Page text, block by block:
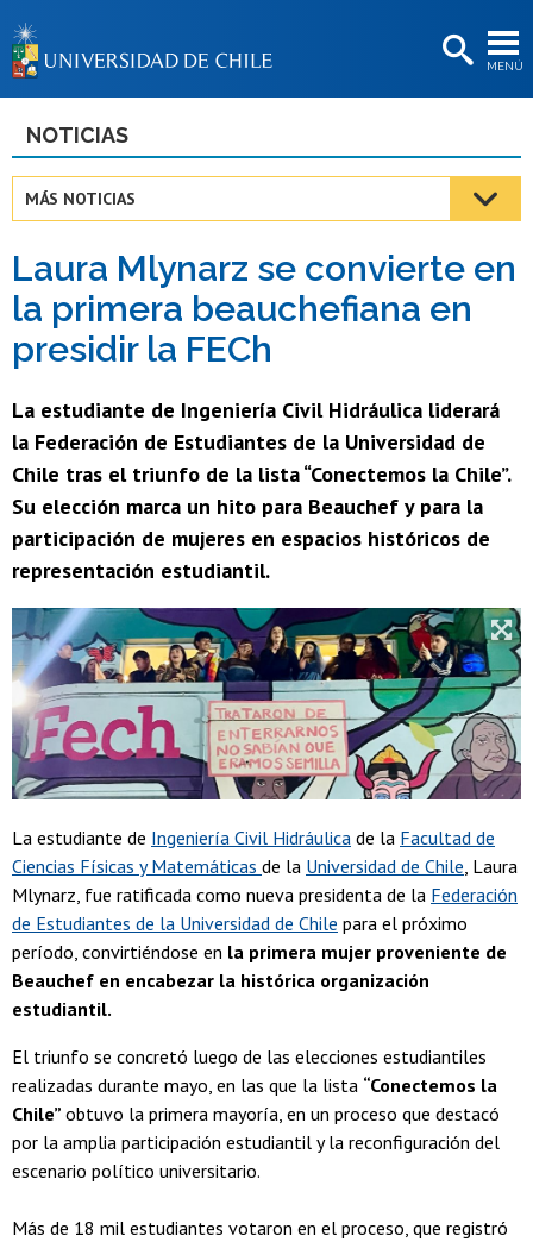
MENÚ
BIBLIOTECAS
Estudiantes
Académicas/os
Funcionarias/os
Egresadas/os
NOTICIAS
MÁS NOTICIAS
Laura Mlynarz se convierte en
la primera beauchefiana en
presidir la FECh
La estudiante de Ingeniería Civil Hidráulica liderará
la Federación de Estudiantes de la Universidad de
Chile tras el triunfo de la lista “Conectemos la Chile”.
Su elección marca un hito para Beauchef y para la
participación de mujeres en espacios históricos de
representación estudiantil.
La estudiante de Ingeniería Civil Hidráulica de la Facultad de
Ciencias Físicas y Matemáticas de la Universidad de Chile , Laura
Mlynarz, fue ratificada como nueva presidenta de la Federación
de Estudiantes de la Universidad de Chile para el próximo
período, convirtiéndose en la primera mujer proveniente de
Beauchef en encabezar la histórica organización
estudiantil.
El triunfo se concretó luego de las elecciones estudiantiles
realizadas durante mayo, en las que la lista “Conectemos la
Chile” obtuvo la primera mayoría, en un proceso que destacó
por la amplia participación estudiantil y la reconfiguración del
escenario político universitario.
Más de 18 mil estudiantes votaron en el proceso, que registró